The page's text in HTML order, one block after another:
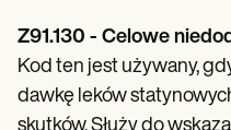
Z91.130 - Celowe
Kod ten jest używany,
dawkę leków